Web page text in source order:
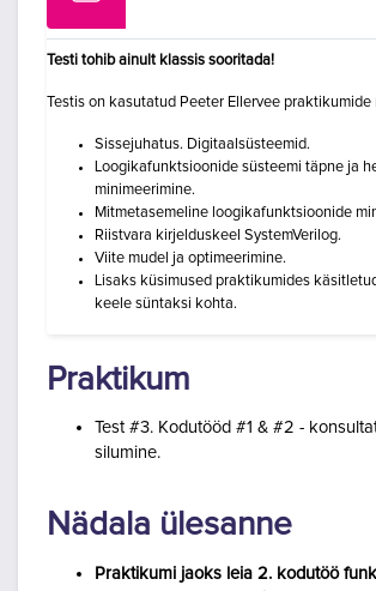
Testi tohib ainult klassis sooritada!
Testis on kasutatud Peeter Ellervee praktikumide
Sissejuhatus. Digitaalsüsteemid.
Loogikafunktsioonide süsteemi täpne ja
minimeerimine.
Mitmetasemeline loogikafunktsioonide
Riistvara kirjelduskeel SystemVerilog.
Viite mudel ja optimeerimine.
Lisaks küsimused praktikumides
keele süntaksi kohta.
Praktikum
Test #3. Kodutööd #1 & #2 -
silumine.
Nädala ülesanne
Praktikumi jaoks leia 2. kodutöö